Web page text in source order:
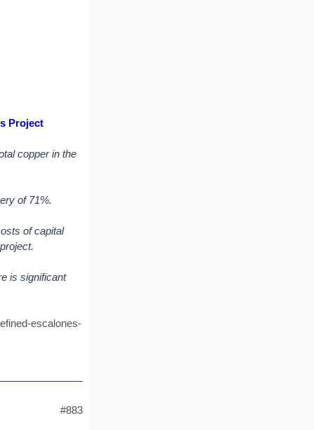
Project
copper in the
of 71%.
of capital
is significant
escalones-
#883